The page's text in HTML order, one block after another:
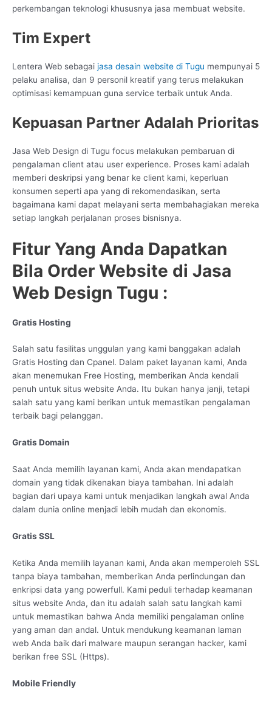
perkembangan teknologi khususnya jasa membuat website.
Tim Expert
Lentera Web sebagai jasa desain website di Tugu mempunyai 5
pelaku analisa, dan 9 personil kreatif yang terus melakukan
optimisasi kemampuan guna service terbaik untuk Anda.
Kepuasan Partner Adalah Prioritas
Jasa Web Design di Tugu focus melakukan pembaruan di
pengalaman client atau user experience. Proses kami adalah
memberi deskripsi yang benar ke client kami, keperluan
konsumen seperti apa yang di rekomendasikan, serta
bagaimana kami dapat melayani serta membahagiakan mereka
setiap langkah perjalanan proses bisnisnya.
Fitur Yang Anda Dapatkan
Bila Order Website di Jasa
Web Design Tugu :
Gratis Hosting
Salah satu fasilitas unggulan yang kami banggakan adalah
Gratis Hosting dan Cpanel. Dalam paket layanan kami, Anda
akan menemukan Free Hosting, memberikan Anda kendali
penuh untuk situs website Anda. Itu bukan hanya janji, tetapi
salah satu yang kami berikan untuk memastikan pengalaman
terbaik bagi pelanggan.
Gratis Domain
Saat Anda memilih layanan kami, Anda akan mendapatkan
domain yang tidak dikenakan biaya tambahan. Ini adalah
bagian dari upaya kami untuk menjadikan langkah awal Anda
dalam dunia online menjadi lebih mudah dan ekonomis.
Gratis SSL
Ketika Anda memilih layanan kami, Anda akan memperoleh SSL
tanpa biaya tambahan, memberikan Anda perlindungan dan
enkripsi data yang powerfull. Kami peduli terhadap keamanan
situs website Anda, dan itu adalah salah satu langkah kami
untuk memastikan bahwa Anda memiliki pengalaman online
yang aman dan andal. Untuk mendukung keamanan laman
web Anda baik dari malware maupun serangan hacker, kami
berikan free SSL (Https).
Mobile Friendly